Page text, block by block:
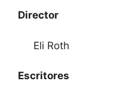
Director
Eli Roth
Escritores